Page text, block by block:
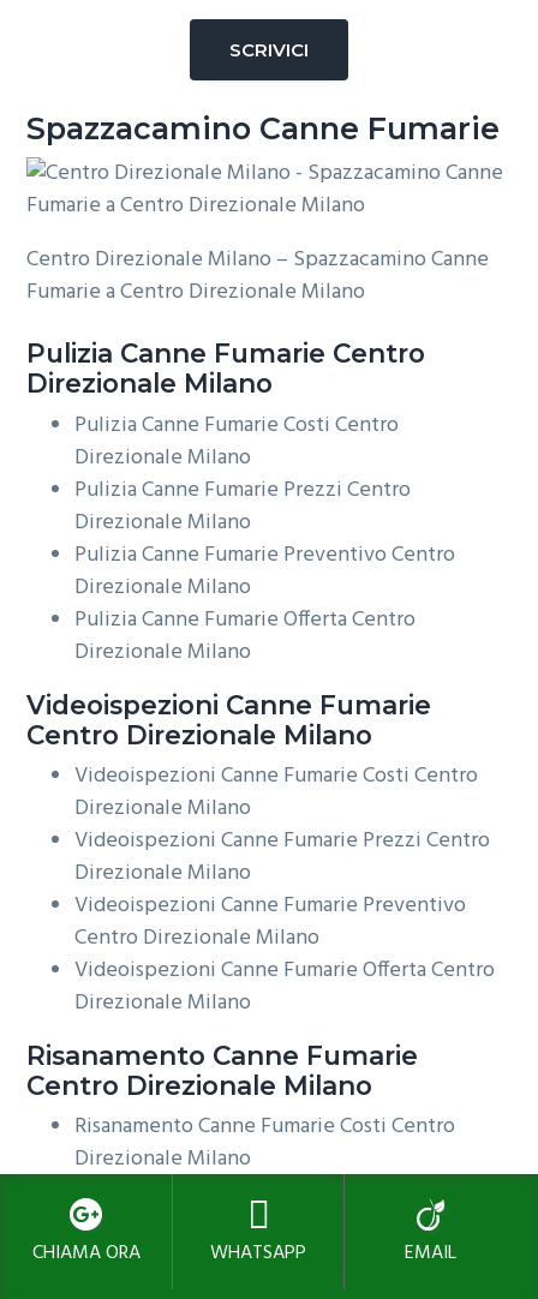
SCRIVICI
Spazzacamino Canne Fumarie
Centro Direzionale Milano – Spazzacamino Canne
Fumarie a Centro Direzionale Milano
Pulizia Canne Fumarie Centro
Direzionale Milano
Pulizia Canne Fumarie Costi Centro
Direzionale Milano
Pulizia Canne Fumarie Prezzi Centro
Direzionale Milano
Pulizia Canne Fumarie Preventivo Centro
Direzionale Milano
Pulizia Canne Fumarie Offerta Centro
Direzionale Milano
Videoispezioni Canne Fumarie
Centro Direzionale Milano
Videoispezioni Canne Fumarie Costi Centro
Direzionale Milano
Videoispezioni Canne Fumarie Prezzi Centro
Direzionale Milano
Videoispezioni Canne Fumarie Preventivo
Centro Direzionale Milano
Videoispezioni Canne Fumarie Offerta Centro
Direzionale Milano
Risanamento Canne Fumarie
Centro Direzionale Milano
Risanamento Canne Fumarie Costi Centro
Direzionale Milano
Risanamento Canne Fumarie Prezzi Centro
Direzionale Milano
Risanamento Canne Fumarie Preventivo
Centro Direzionale Milano
CHIAMA ORA WHATSAPP EMAIL